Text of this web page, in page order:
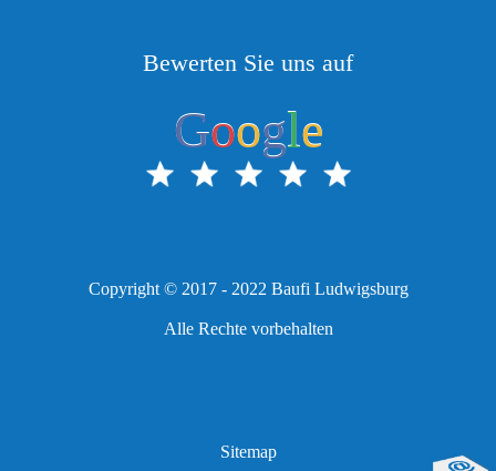
Bewerten Sie uns auf
Google
Copyright © 2017 - 2022 Baufi Ludwigsburg
Alle Rechte vorbehalten
Sitemap